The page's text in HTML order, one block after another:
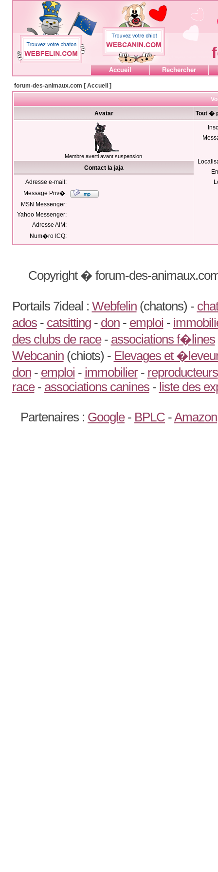
Accueil Rechercher
forum-des-animaux.com [ Accueil ]
Avatar Tout �
Membre averti avant suspension
Contact la jaja
Adresse e-mail:
Message Priv�:
MSN Messenger:
Yahoo Messenger:
Adresse AIM:
Num�ro ICQ:
Copyright � forum-des-
Portails 7ideal : Webfelin(chatons) -
ados- catsitting- don- emploi -
des clubs de race- associations f�lines
Webcanin(chiots) - Elevages et
don- emploi - immobilier- reproducteurs
race- associations canines- liste des
Partenaires : Google- BPLC -Amazon